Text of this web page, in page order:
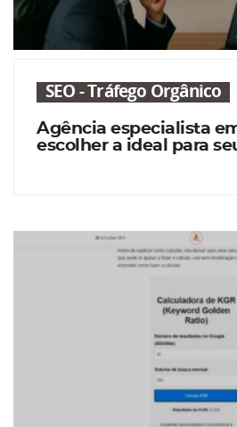
SEO - Tráfego Orgânico
Agência especialista
escolher a ideal para